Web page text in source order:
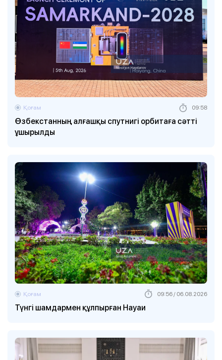
Өзбекстанның алғашқы спутнигі орбитаға сәтті
ұшырылды
Қоғам 09:58
Түнгі шамдармен құлпырған Науаи
Қоғам 09:56 / 06.08.2026